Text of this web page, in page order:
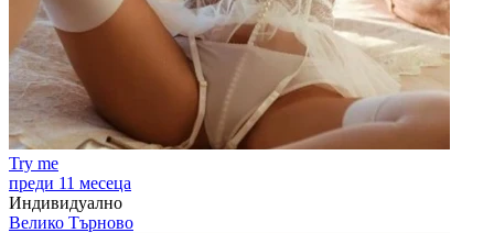
Try me
преди 11 месеца
Индивидуално
Велико Търново